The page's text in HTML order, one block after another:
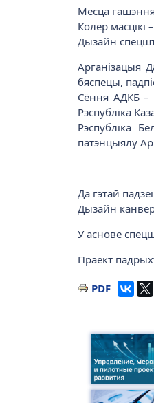
Месца
Колер масцікі
Дызайн
Арганізацыя
бяспецы,
Сёння АДКБ –
Рэспубліка
Рэспубліка
патэнцыялу
Да гэтай
Дызайн
У аснове
Праект
PDF